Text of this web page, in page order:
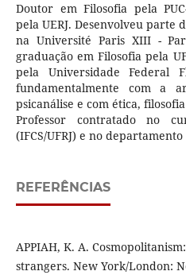
Doutor em Filosofia pela
pela UERJ. Desenvolveu parte
na Université Paris XIII -
graduação em Filosofia pela
pela Universidade Federal
fundamentalmente com a
psicanálise e com ética,
Professor contratado no
(IFCS/UFRJ) e no
REFERÊNCIAS
APPIAH, K. A.
strangers. New York/London: